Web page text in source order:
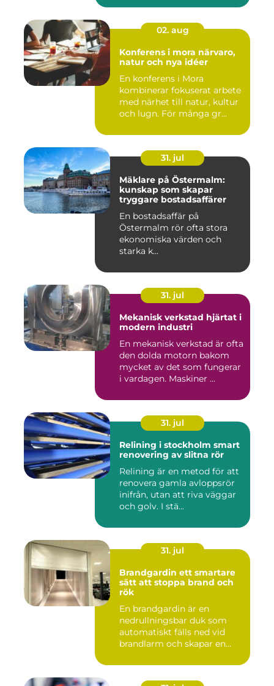
02. aug
Konferens i mora närvaro,
natur och nya idéer
En konferens i Mora
kombinerar fokuserat arbete
med närhet till natur, kultur
och lugn. För många gr...
31. jul
Mäklare på Östermalm:
kunskap som skapar
tryggare bostadsaffärer
En bostadsaffär på
Östermalm rör ofta stora
ekonomiska värden och
starka k...
31. jul
Mekanisk verkstad hjärtat i
modern industri
En mekanisk verkstad är ofta
den dolda motorn bakom
mycket av det som fungerar
i vardagen. Maskiner ...
31. jul
Relining i stockholm smart
renovering av slitna rör
Relining är en metod för att
renovera gamla avloppsrör
inifrån, utan att riva väggar
och golv. I stä...
31. jul
Brandgardin ett smartare
sätt att stoppa brand och
rök
En brandgardin är en
nedrullningsbar duk som
automatiskt fälls ned vid
brandlarm och skapar en